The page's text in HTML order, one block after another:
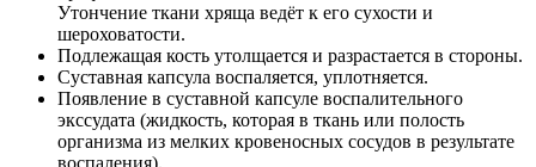
Утончение ткани хряща ведёт к его сухости и
шероховатости.
Подлежащая кость утолщается и разрастается в стороны.
Суставная капсула воспаляется, уплотняется.
Появление в суставной капсуле воспалительного
экссудата (жидкость, которая в ткань или полость
организма из мелких кровеносных сосудов в результате
воспаления).